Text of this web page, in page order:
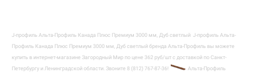
J-профиль Альта-Профиль Канада Плюс Премиум 3000 мм, Дуб светлый J-профиль Альта-
Профиль Канада Плюс Премиум 3000 мм, Дуб светлый бренда Альта-Профиль вы можете
купить в интернет-магазине Загородный Мир по цене 362 руб/шт с доставкой по Санкт-
Петербургу и Ленинградской области. Звоните 8 (812) 767-87-36!
Альта-Профиль